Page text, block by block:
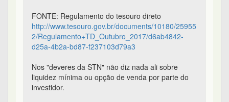
FONTE: Regulamento do tesouro direto
http://www.tesouro.gov.br/documents/10180/25955
2/Regulamento+TD_Outubro_2017/d6ab4842-
d25a-4b2a-bd87-f237103d79a3
Nos "deveres da STN" não diz nada ali sobre
liquidez mínima ou opção de venda por parte do
investidor.